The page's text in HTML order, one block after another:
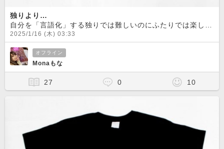
独りより…
自分を「言語化」する独りでは難しいのにふたりでは楽しくなるそれが人間という事かもしれない
2025/1/16 (木) 03:33
オフライン
Monaもな
27 0 10